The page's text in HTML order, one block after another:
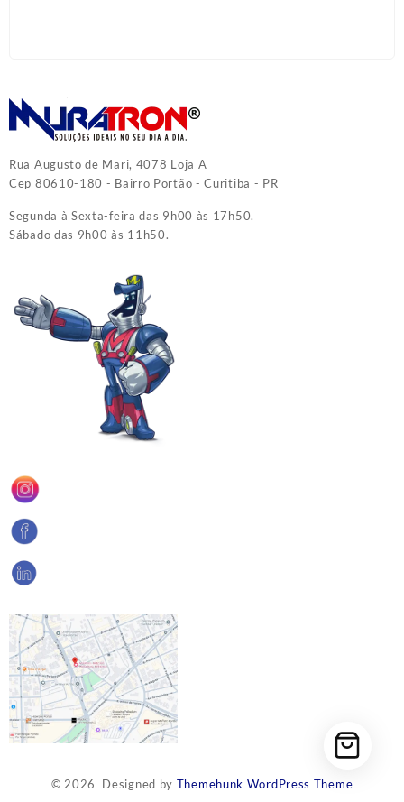
Rua Augusto de Mari, 4078 Loja A
Cep 80610-180 - Bairro Portão - Curitiba - PR
Segunda à Sexta-feira das 9h00 às 17h50.
Sábado das 9h00 às 11h50.
© 2026 Designed by Themehunk WordPress Theme